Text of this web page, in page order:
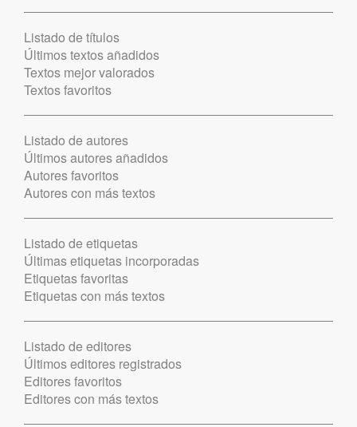
Listado de títulos
Últimos textos añadidos
Textos mejor valorados
Textos favoritos
Listado de autores
Últimos autores añadidos
Autores favoritos
Autores con más textos
Listado de etiquetas
Últimas etiquetas incorporadas
Etiquetas favoritas
Etiquetas con más textos
Listado de editores
Últimos editores registrados
Editores favoritos
Editores con más textos